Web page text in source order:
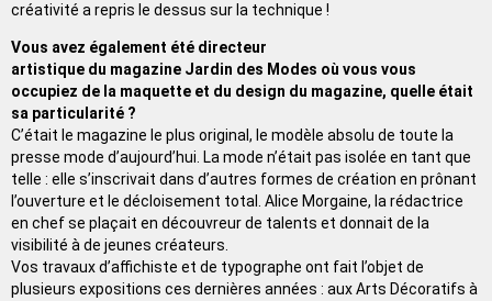
créativité a repris le dessus sur la technique !
Vous avez également été directeur
artistique du magazine Jardin des Modes où vous vous
occupiez de la maquette et du design du magazine, quelle était
sa particularité ?
C’était le magazine le plus original, le modèle absolu de toute la
presse mode d’aujourd’hui. La mode n’était pas isolée en tant que
telle : elle s’inscrivait dans d’autres formes de création en prônant
l’ouverture et le décloisement total. Alice Morgaine, la rédactrice
en chef se plaçait en découvreur de talents et donnait de la
visibilité à de jeunes créateurs.
Vos travaux d’affichiste et de typographe ont fait l’objet de
plusieurs expositions ces dernières années : aux Arts Décoratifs à